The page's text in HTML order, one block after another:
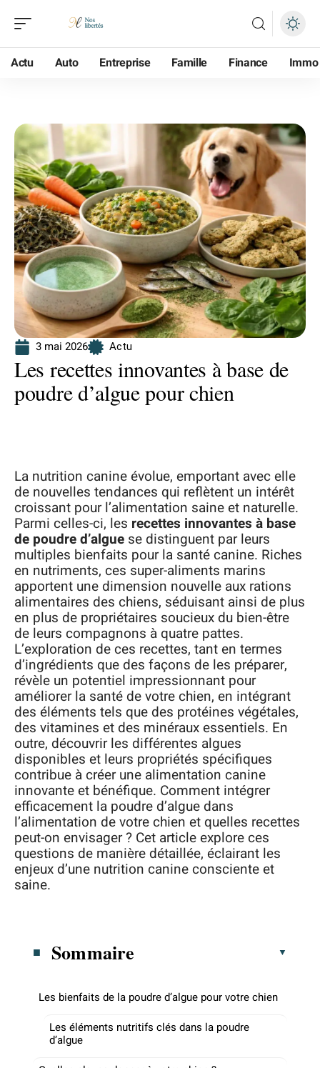
Actu Auto Entreprise Famille Finance Immo
3 mai 2026 Actu
Les recettes innovantes à base de
poudre d’algue pour chien
La nutrition canine évolue, emportant avec elle
de nouvelles tendances qui reflètent un intérêt
croissant pour l’alimentation saine et naturelle.
Parmi celles-ci, les recettes innovantes à base
de poudre d’algue se distinguent par leurs
multiples bienfaits pour la santé canine. Riches
en nutriments, ces super-aliments marins
apportent une dimension nouvelle aux rations
alimentaires des chiens, séduisant ainsi de plus
en plus de propriétaires soucieux du bien-être
de leurs compagnons à quatre pattes.
L’exploration de ces recettes, tant en termes
d’ingrédients que des façons de les préparer,
révèle un potentiel impressionnant pour
améliorer la santé de votre chien, en intégrant
des éléments tels que des protéines végétales,
des vitamines et des minéraux essentiels. En
outre, découvrir les différentes algues
disponibles et leurs propriétés spécifiques
contribue à créer une alimentation canine
innovante et bénéfique. Comment intégrer
efficacement la poudre d’algue dans
l’alimentation de votre chien et quelles recettes
peut-on envisager ? Cet article explore ces
questions de manière détaillée, éclairant les
enjeux d’une nutrition canine consciente et
saine.
Sommaire
Les bienfaits de la poudre d’algue pour votre chien
Les éléments nutritifs clés dans la poudre
d’algue